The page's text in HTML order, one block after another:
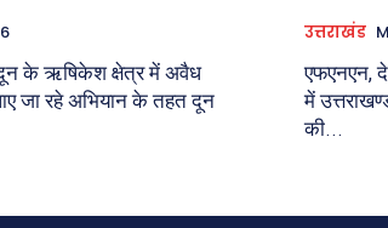
के ऋषिकेश क्षेत्र में अवैध
जा रहे अभियान के तहत दून
उत्तराखंड
एफएनएन,
में
की...